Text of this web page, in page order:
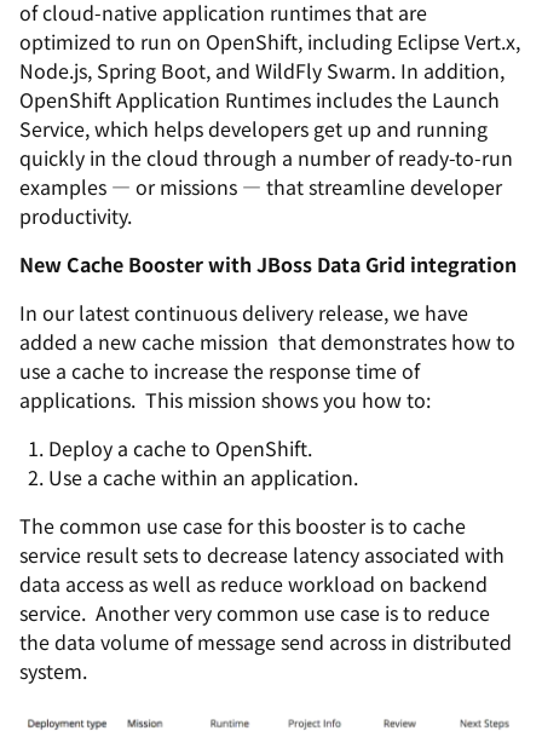
of cloud-native application runtimes that are
optimized to run on OpenShift, including Eclipse Vert.x,
Node.js, Spring Boot, and WildFly Swarm. In addition,
OpenShift Application Runtimes includes the Launch
Service, which helps developers get up and running
quickly in the cloud through a number of ready-to-run
examples — or missions — that streamline developer
productivity.
New Cache Booster with JBoss Data Grid integration
In our latest continuous delivery release, we have
added a new cache mission that demonstrates how to
use a cache to increase the response time of
applications. This mission shows you how to:
Deploy a cache to OpenShift.
Use a cache within an application.
The common use case for this booster is to cache
service result sets to decrease latency associated with
data access as well as reduce workload on backend
service. Another very common use case is to reduce
the data volume of message send across in distributed
system.